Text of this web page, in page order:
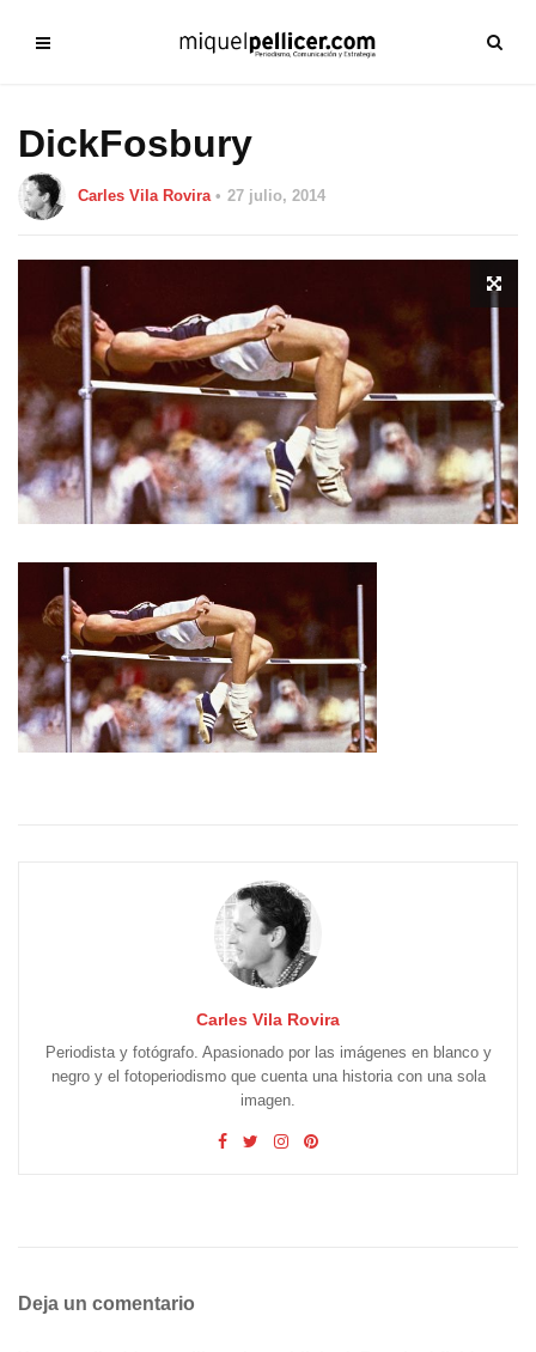
DickFosbury
Carles Vila Rovira 27 julio, 2014
Carles Vila Rovira
Periodista y fotógrafo. Apasionado por las imágenes en blanco y
negro y el fotoperiodismo que cuenta una historia con una sola
imagen.
Deja un comentario